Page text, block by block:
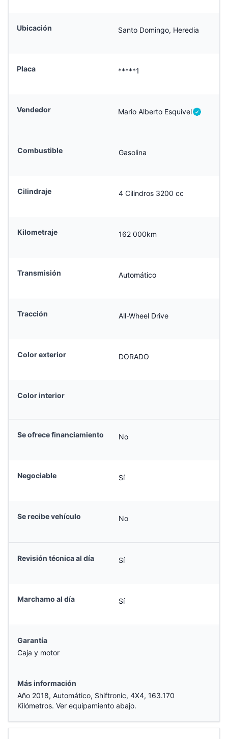
Ubicación Santo Domingo, Heredia
Placa *****1
Vendedor Mario Alberto Esquivel
Combustible Gasolina
Cilindraje 4Cilindros 3200 cc
Kilometraje 162 000km
Transmisión Automático
Tracción All-Wheel Drive
Color exterior DORADO
Color interior
Se ofrece financiamiento No
Negociable Sí
Se recibe vehículo No
Revisión técnica al día Sí
Marchamo al día Sí
Garantía
Caja y motor
Más información
Año 2018, Automático, Shiftronic, 4X4, 163.170
Kilómetros. Ver equipamiento abajo.